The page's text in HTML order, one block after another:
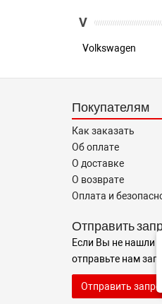
V
Volkswagen
Покупателям
Как заказать
Об оплате
О доставке
О возврате
Оплата и
Отправить
Если Вы не нашли
отправьте нам
Отправить